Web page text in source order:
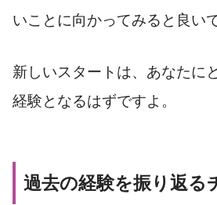
いことに向かってみると良い
新しいスタートは、あなたに
経験となるはずですよ。
過去の経験を振り返る